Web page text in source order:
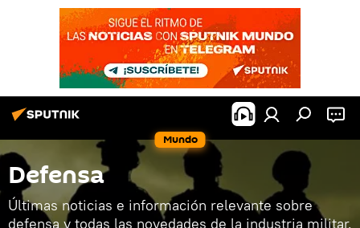
Mundo
Defensa
Últimas noticias e información relevante sobre
defensa y todas las novedades de la industria militar.